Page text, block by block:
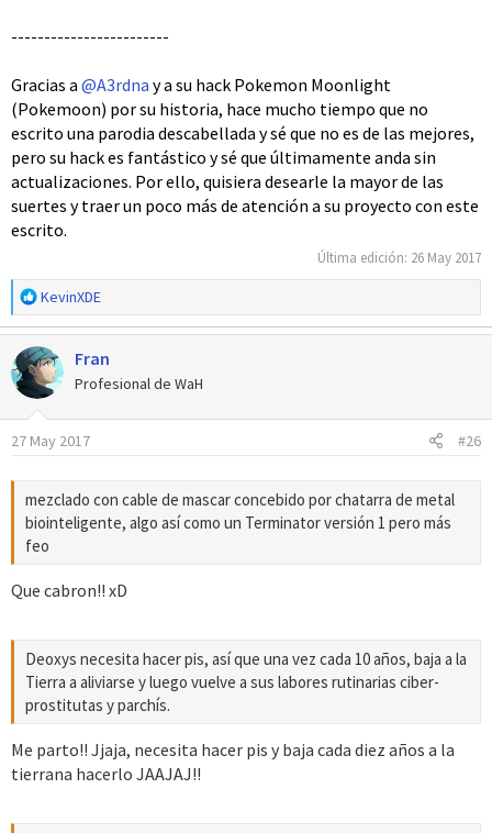
------------------------
Gracias a @A3rdna y a su hack Pokemon Moonlight
(Pokemoon) por su historia, hace mucho tiempo que no
escrito una parodia descabellada y sé que no es de las mejores,
pero su hack es fantástico y sé que últimamente anda sin
actualizaciones. Por ello, quisiera desearle la mayor de las
suertes y traer un poco más de atención a su proyecto con este
escrito.
Última edición: 26 May 2017
R
e
a
c
c
i
o
n
:
KevinXDE
Fran
Profesional de WaH
27 May 2017 #26
mezclado con cable de mascar concebido por chatarra de metal
biointeligente, algo así como un Terminator versión 1 pero más
feo
Que cabron!! xD
Deoxys necesita hacer pis, así que una vez cada 10 años, baja a la
Tierra a aliviarse y luego vuelve a sus labores rutinarias ciber-
prostitutas y parchís.
Me parto!! Jjaja, necesita hacer pis y baja cada diez años a la
tierrana hacerlo JAAJAJ!!